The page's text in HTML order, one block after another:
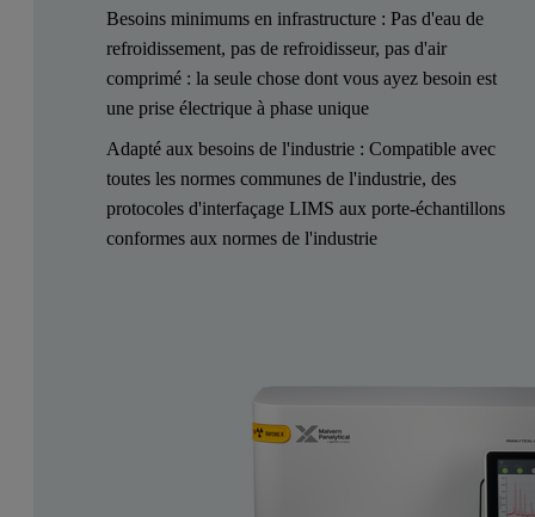
Besoins minimums en infrastructure : Pas d'eau de
refroidissement, pas de refroidisseur, pas d'air
comprimé : la seule chose dont vous ayez besoin est
une prise électrique à phase unique
Adapté aux besoins de l'industrie : Compatible avec
toutes les normes communes de l'industrie, des
protocoles d'interfaçage LIMS aux porte-échantillons
conformes aux normes de l'industrie